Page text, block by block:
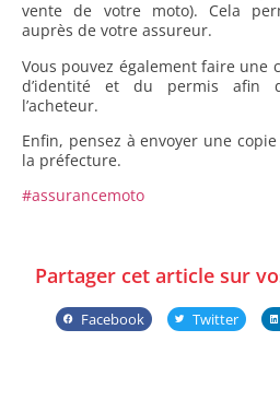
vente de votre moto). Cela
auprès de votre assureur.
Vous pouvez également faire une
d’identité et du permis afin
l’acheteur.
Enfin, pensez à envoyer une
la préfecture.
#assurancemoto
Partager cet article sur
Facebook Twitter